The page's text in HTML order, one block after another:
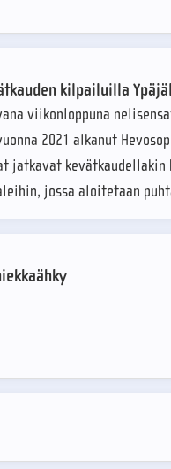
kilpailuilla
viikonloppuna
2021 alkanut
jatkavat
jossa aloitetaan